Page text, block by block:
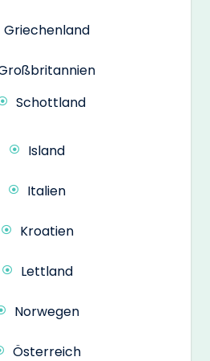
Griechenland
Schottland
Island
Italien
Kroatien
Lettland
Norwegen
Österreich